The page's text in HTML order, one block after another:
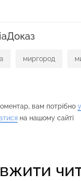
миргород
вам потрібно
на нашому сайті